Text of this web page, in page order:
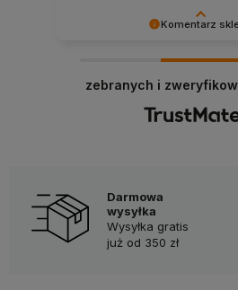
Komentarz
doświadczeniem. Jesteśmy
takich klientów. Z
zebranych i
Darmowa
wysyłka
Wysyłka gratis
już od 350 zł